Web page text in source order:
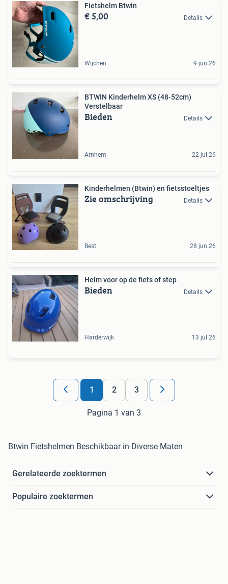
Fietshelm Btwin
€ 5,00 Details
Wijchen 9 jun 26
BTWIN Kinderhelm XS (48-52cm)
Verstelbaar
Bieden Details
Arnhem 22 jul 26
Kinderhelmen (Btwin) en fietsstoeltjes
Zie omschrijving Details
Best 28 jun 26
Helm voor op de fiets of step
Bieden Details
Harderwijk 13 jul 26
1 2 3
Pagina 1 van 3
Btwin Fietshelmen Beschikbaar in Diverse Maten
Gerelateerde zoektermen
Populaire zoektermen